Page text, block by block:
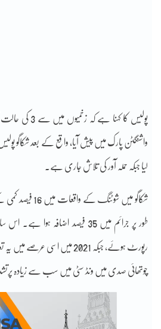
پولیس کا کہنا ہے
واشنگٹن پارک میں پیش آیا، واقع کے بعد شکاگو
لیا جبکہ حملہ آور کی تلاش جاری ہے۔
شکاگو میں شوٹنگ
چوتھائی صدی میں ونڈ سٹی میں سب سے زیادہ